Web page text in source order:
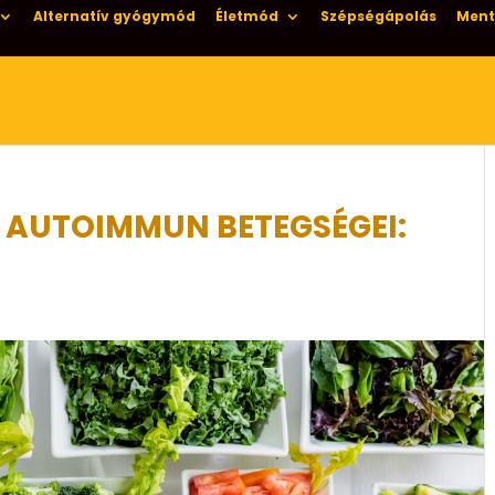
Alternatív gyógymód Életmód Szépségápolás
BETEGSÉGEI: